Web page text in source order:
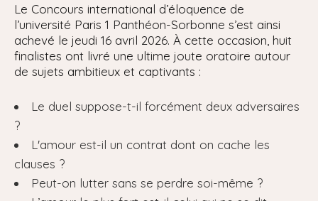
Le Concours international d’éloquence de
l’université Paris 1 Panthéon-Sorbonne s’est ainsi
achevé le jeudi 16 avril 2026. À cette occasion, huit
finalistes ont livré une ultime joute oratoire autour
de sujets ambitieux et captivants :
Le duel suppose-t-il forcément deux adversaires
?
L'amour est-il un contrat dont on cache les
clauses ?
Peut-on lutter sans se perdre soi-même ?